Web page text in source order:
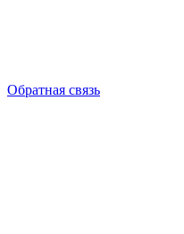
Обратная связь